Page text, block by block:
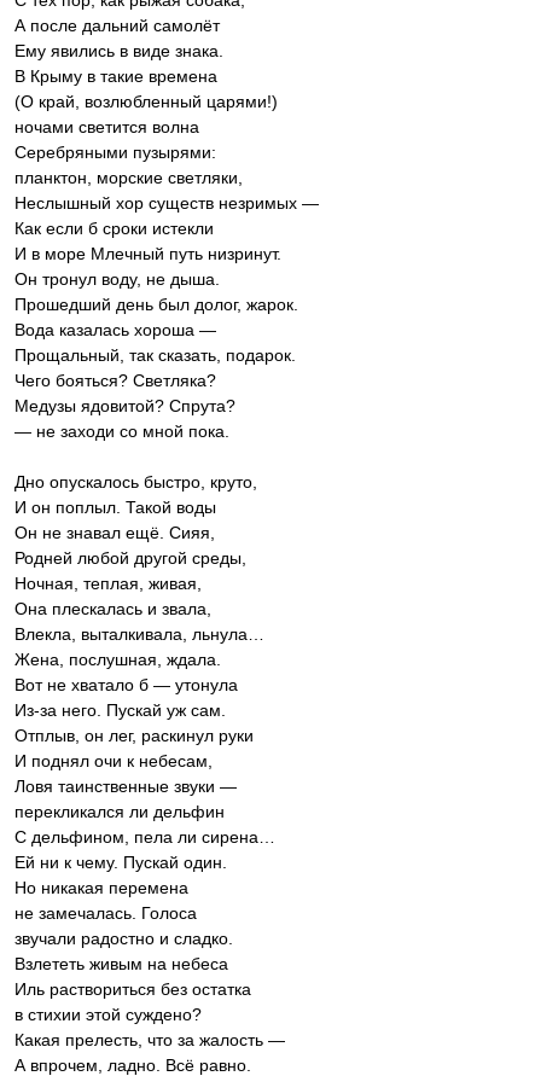
А после дальний самолёт
Ему явились в виде знака.
В Крыму в такие времена
(О край, возлюбленный царями!)
ночами светится волна
Серебряными пузырями:
планктон, морские светляки,
Неслышный хор существ незримых —
Как если б сроки истекли
И в море Млечный путь низринут.
Он тронул воду, не дыша.
Прошедший день был долог, жарок.
Вода казалась хороша —
Прощальный, так сказать, подарок.
Чего бояться? Светляка?
Медузы ядовитой? Спрута?
— не заходи со мной пока.
Дно опускалось быстро, круто,
И он поплыл. Такой воды
Он не знавал ещё. Сияя,
Родней любой другой среды,
Ночная, теплая, живая,
Она плескалась и звала,
Влекла, выталкивала, льнула…
Жена, послушная, ждала.
Вот не хватало б — утонула
Из-за него. Пускай уж сам.
Отплыв, он лег, раскинул руки
И поднял очи к небесам,
Ловя таинственные звуки —
перекликался ли дельфин
С дельфином, пела ли сирена…
Ей ни к чему. Пускай один.
Но никакая перемена
не замечалась. Голоса
звучали радостно и сладко.
Взлететь живым на небеса
Иль раствориться без остатка
в стихии этой суждено?
Какая прелесть, что за жалость —
А впрочем, ладно. Всё равно.